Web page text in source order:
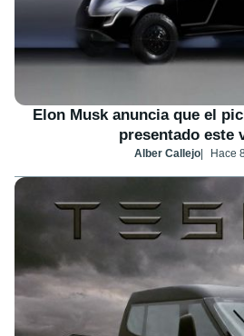
Elon Musk anuncia que el
presentado este
Alber Callejo Hace